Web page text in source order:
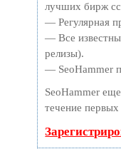
лучших бирж
— Регулярная
— Все
релизы).
— SeoHammer
SeoHammer
течение